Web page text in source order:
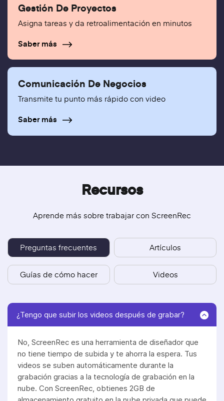
Gestión De Proyectos
Asigna tareas y da retroalimentación en minutos
Saber más
Comunicación De Negocios
Transmite tu punto más rápido con video
Saber más
Recursos
Aprende más sobre trabajar con ScreenRec
Preguntas frecuentes Artículos
Guías de cómo hacer Videos
¿Tengo que subir los videos después de grabar?
No, ScreenRec es una herramienta de diseñador que
no tiene tiempo de subida y te ahorra la espera. Tus
videos se suben automáticamente durante la
grabación gracias a la tecnología de grabación en la
nube. Con ScreenRec, obtienes 2GB de